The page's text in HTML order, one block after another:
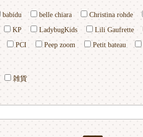
babidu belle chiara Christina rohde
KP LadybugKids Lili Gaufrette
PCI Peep zoom Petit bateau
雑貨